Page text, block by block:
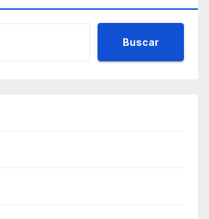
Buscar